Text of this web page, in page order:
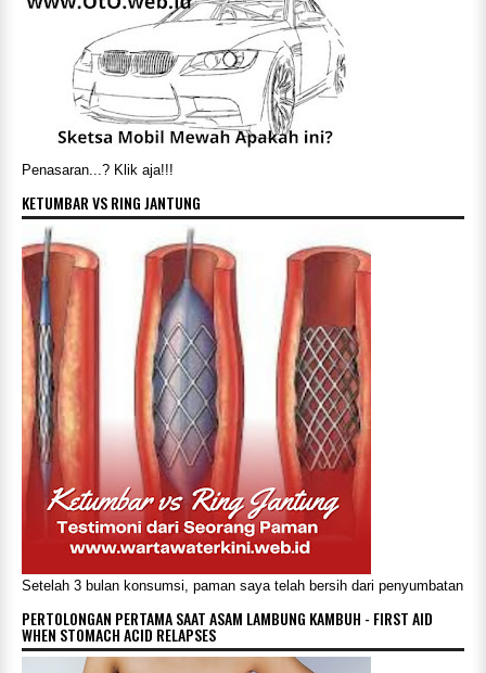
Penasaran...? Klik aja!!!
KETUMBAR VS RING JANTUNG
Setelah 3 bulan konsumsi, paman saya telah bersih dari penyumbatan
PERTOLONGAN PERTAMA SAAT ASAM LAMBUNG KAMBUH - FIRST AID
WHEN STOMACH ACID RELAPSES